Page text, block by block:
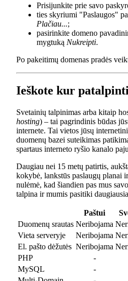
Prisijunkite prie savo
ties skyriumi "Paslaugos"
Plačiau...;
pasirinkite domeno
mygtuką Nukreipti.
Po pakeitimų domenas pradės
Ieškote kur
Svetainių talpinimas arba kitaip
hosting) – tai pagrindinis būdas
internete. Tai vietos jūsų
duomenų bazei suteikimas
spartaus interneto ryšio kanalo
Daugiau nei 15 metų patirtis,
kokybė, lankstūs paslaugų planai
nulėmė, kad šiandien pas mus
talpina ir mumis pasitiki
Paštui
Duomenų srautas Neribojama
Vieta serveryje
Neribojama
El. pašto dėžutės Neribojama
PHP
-
MySQL
-